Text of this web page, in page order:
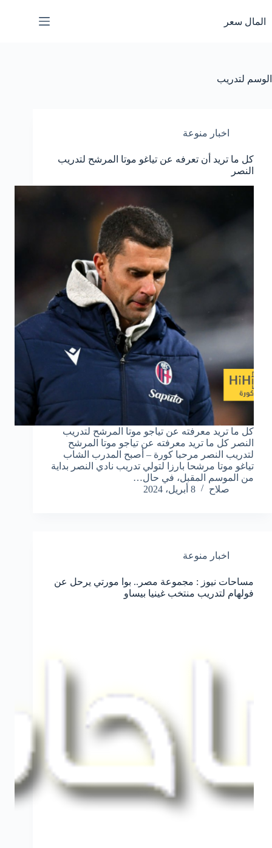
إلى
المحتوى
المال سعر
الوسم لتدريب
اخبار منوعة
كل ما تريد أن تعرفه عن تياغو موتا المرشح لتدريب
النصر
كل ما تريد معرفته عن تياجو موتا المرشح لتدريب
النصر كل ما تريد معرفته عن تياجو موتا المرشح
لتدريب النصر مرحبا كورة – أصبح المدرب الشاب
تياغو موتا مرشحا بارزا لتولي تدريب نادي النصر بداية
من الموسم المقبل، في حال…
صلاح
8 أبريل، 2024
اخبار منوعة
مساحات نيوز : مجموعة مصر.. بوا مورتي يرحل عن
فولهام لتدريب منتخب غينيا بيساو